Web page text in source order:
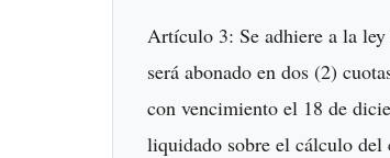
Artículo 3: Se adhiere a la
será abonado en dos (2)
con vencimiento el 18 de
liquidado sobre el cálculo del